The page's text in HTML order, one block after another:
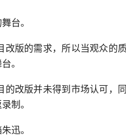
台。
改版的需求，所以当观众的质
。
改版并未得到市场认可，同
制。
迅。